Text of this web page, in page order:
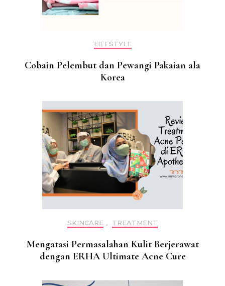
LIFESTYLE
Cobain Pelembut dan Pewangi Pakaian ala
Korea
SKINCARE , TREATMENT
Mengatasi Permasalahan Kulit Berjerawat
dengan ERHA Ultimate Acne Cure